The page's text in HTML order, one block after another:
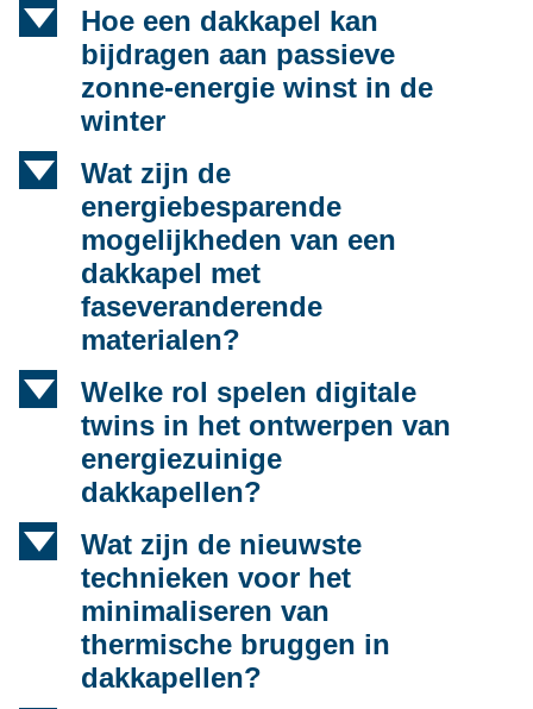
d
Hoe een dakkapel kan
bijdragen aan passieve
zonne-energie winst in de
winter
d
Wat zijn de
energiebesparende
mogelijkheden van een
dakkapel met
faseveranderende
materialen?
d
Welke rol spelen digitale
twins in het ontwerpen van
energiezuinige
dakkapellen?
d
Wat zijn de nieuwste
technieken voor het
minimaliseren van
thermische bruggen in
dakkapellen?